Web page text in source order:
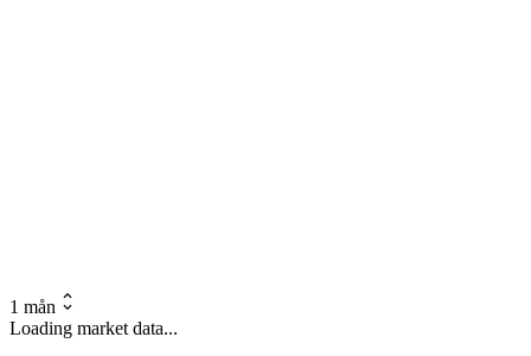
1 mån
Loading market data...